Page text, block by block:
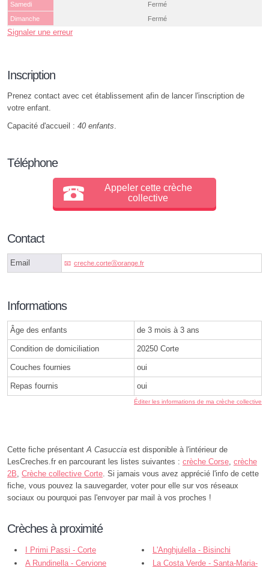
Samedi
Fermé
Dimanche
Fermé
Signaler une erreur
Inscription
Prenez contact avec cet établissement afin de lancer l'inscription de
votre enfant.
Capacité d'accueil : 40 enfants.
Téléphone
Appeler cette crèche
collective
Contact
Email creche.corteⓐorange.fr
Informations
Âge des enfants de 3 mois à 3 ans
Condition de domiciliation 20250 Corte
Couches fournies oui
Repas fournis oui
Éditer les informations de ma crèche collective
Cette fiche présentantA Casuccia est disponible à l'intérieur de
LesCreches.fr en parcourant les listes suivantes : crèche Corse, crèche
2B, Crèche collective Corte. Si jamais vous avez apprécié l'info de cette
fiche, vous pouvez la sauvegarder, voter pour elle sur vos réseaux
sociaux ou pourquoi pas l'envoyer par mail à vos proches !
Crèches à proximité
I Primi Passi - Corte
L'Anghjulella - Bisinchi
A Rundinella - Cervione
La Costa Verde - Santa-Maria-